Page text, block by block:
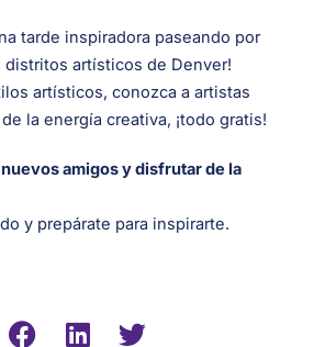
tarde inspiradora paseando por
artísticos de Denver!
artísticos, conozca a artistas
la energía creativa, ¡todo gratis!
amigos y disfrutar de la
y prepárate para inspirarte.